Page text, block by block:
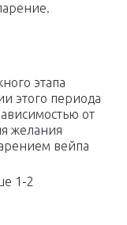
этапа
этого периода
от
желания
вейпа
1-2